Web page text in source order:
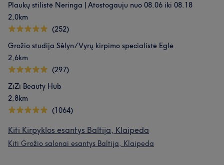
Plaukų stilistė Neringa | Atostogauju nuo 08.06 iki 08.18
2,0km
(252)
Grožio studija Sèlyn/Vyrų kirpimo specialistė Eglė
2,6km
(297)
ZiZi Beauty Hub
2,8km
(1064)
Kiti Kirpyklos esantys Baltija, Klaipeda
Kiti Grožio salonai esantys Baltija, Klaipeda